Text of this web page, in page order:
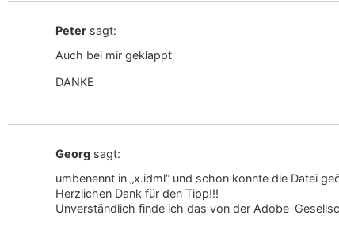
Peter sagt:
Auch bei mir geklappt
DANKE
Georg sagt:
umbenennt in „x.idml“ und schon konnte die Datei
Herzlichen Dank für den Tipp!!!
Unverständlich finde ich das von der Adobe-